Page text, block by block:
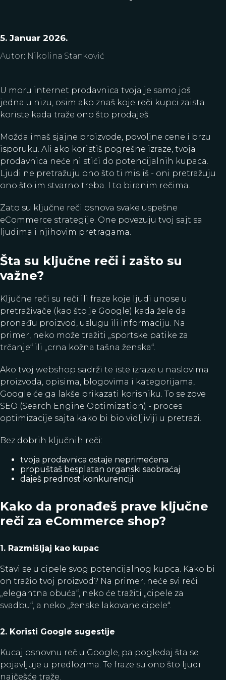
Youtube, Facebook
5. Januar 2026.
Autor: Nikolina Stanković
U moru internet prodavnica tvoja je samo još
jedna u nizu, osim ako znaš koje reči kupci zaista
koriste kada traže ono što prodaješ.
Možda imaš sjajne proizvode, povoljne cene i brzu
isporuku. Ali ako koristiš pogrešne izraze, tvoja
prodavnica neće ni stići do potencijalnih kupaca.
Ljudi ne pretražuju ono što ti misliš - oni pretražuju
ono što im stvarno treba. I to biranim rečima.
Zato su ključne reči osnova svake uspešne
eCommerce strategije. One povezuju tvoj sajt sa
ljudima i njihovim pretragama.
Šta su ključne reči i zašto su
važne?
Ključne reči su reči ili fraze koje ljudi unose u
pretraživače (kao što je Google) kada žele da
pronađu proizvod, uslugu ili informaciju. Na
primer, neko može tražiti „sportske patike za
trčanje“ ili „crna kožna tašna ženska“.
Ako tvoj webshop sadrži te iste izraze u naslovima
proizvoda, opisima, blogovima i kategorijama,
Google će ga lakše prikazati korisniku. To se zove
SEO (Search Engine Optimization) - proces
optimizacije sajta kako bi bio vidljiviji u pretrazi.
Bez dobrih ključnih reči:
tvoja prodavnica ostaje neprimećena
propuštaš besplatan organski saobraćaj
daješ prednost konkurenciji
Kako da pronađeš prave ključne
reči za eCommerce shop?
1. Razmišljaj kao kupac
Stavi se u cipele svog potencijalnog kupca. Kako bi
on tražio tvoj proizvod? Na primer, neće svi reći
„elegantna obuća“, neko će tražiti „cipele za
svadbu“, a neko „ženske lakovane cipele“.
2. Koristi Google sugestije
Kucaj osnovnu reč u Google, pa pogledaj šta se
pojavljuje u predlozima. Te fraze su ono što ljudi
najčešće traže.